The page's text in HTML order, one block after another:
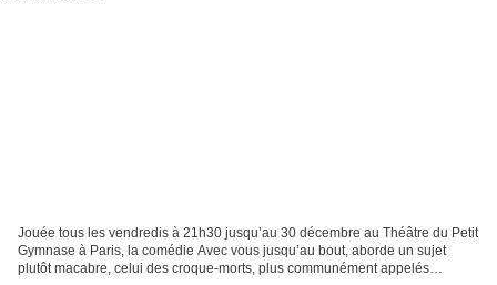
Jouée tous les vendredis à 21h30 jusqu’au 30 décembre au Théâtre du Petit
Gymnase à Paris, la comédie Avec vous jusqu’au bout, aborde un sujet
plutôt macabre, celui des croque-morts, plus communément appelés